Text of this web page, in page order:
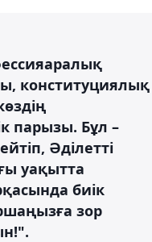
конституциялық
парызы. Бұл –
Әділетті
уақытта
биік
зор